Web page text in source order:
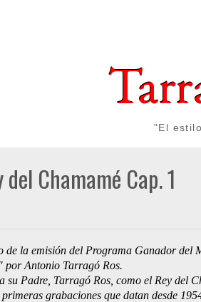
"El
Chamamé Cap. 1
de la emisión del Programa Ganador del
por Antonio Tarragó Ros.
su Padre, Tarragó Ros, como el Rey del
grabaciones que datan desde